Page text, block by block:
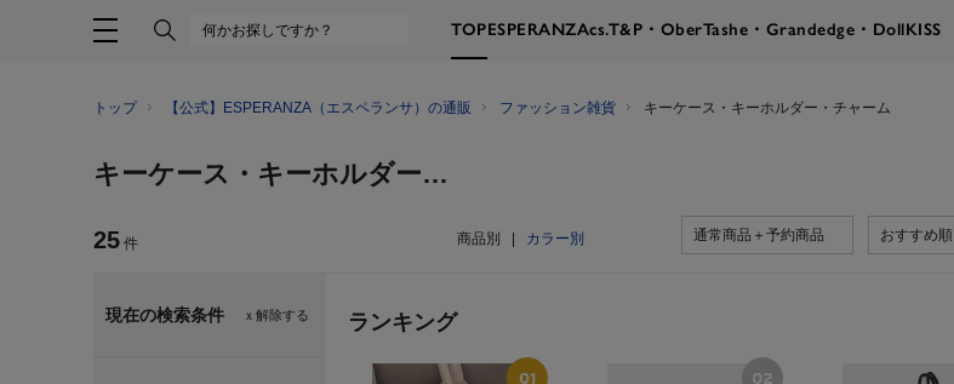
TOPESPERANZAcs.T&P・OberTashe・Grandedge・DollKISS
トップ 【公式】ESPERANZA（エスペランサ）の通販 ファッション雑貨 キーケース・キーホルダー・チャーム
キーケース・キーホルダー・チャーム
25 件 商品別 カラー別 通常商品＋予約商品 おすすめ順
ｘ解除する
現在の検索条件 ランキング